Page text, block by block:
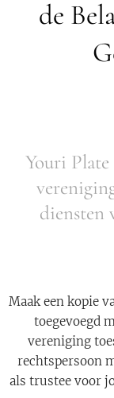
de
Youri Plate
diensten
Maak een kopie
toegevoegd
vereniging
rechtspersoon
als trustee voor